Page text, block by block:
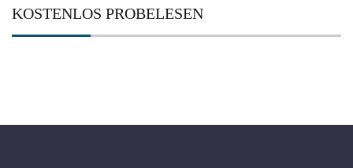
KOSTENLOS PROBELESEN